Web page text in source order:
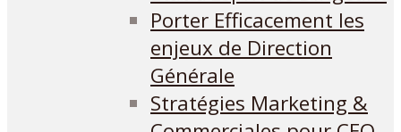
Porter Efficacement les
enjeux de Direction
Générale
Stratégies Marketing &